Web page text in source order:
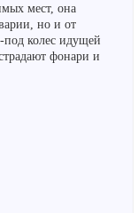
мест, она
но и от
колес идущей
фонари и